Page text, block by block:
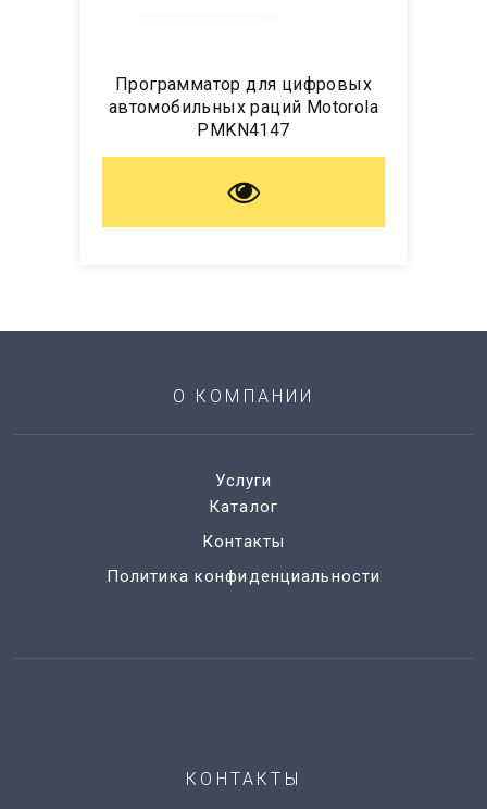
Программатор для цифровых
автомобильных раций Motorola
PMKN4147
О КОМПАНИИ
Услуги
Каталог
Контакты
Политика конфиденциальности
КОНТАКТЫ